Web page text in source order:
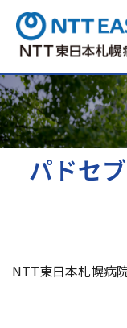
当院について
ご来院される方へ
医療・介護関係の
パドセ
NTT東日本札幌病